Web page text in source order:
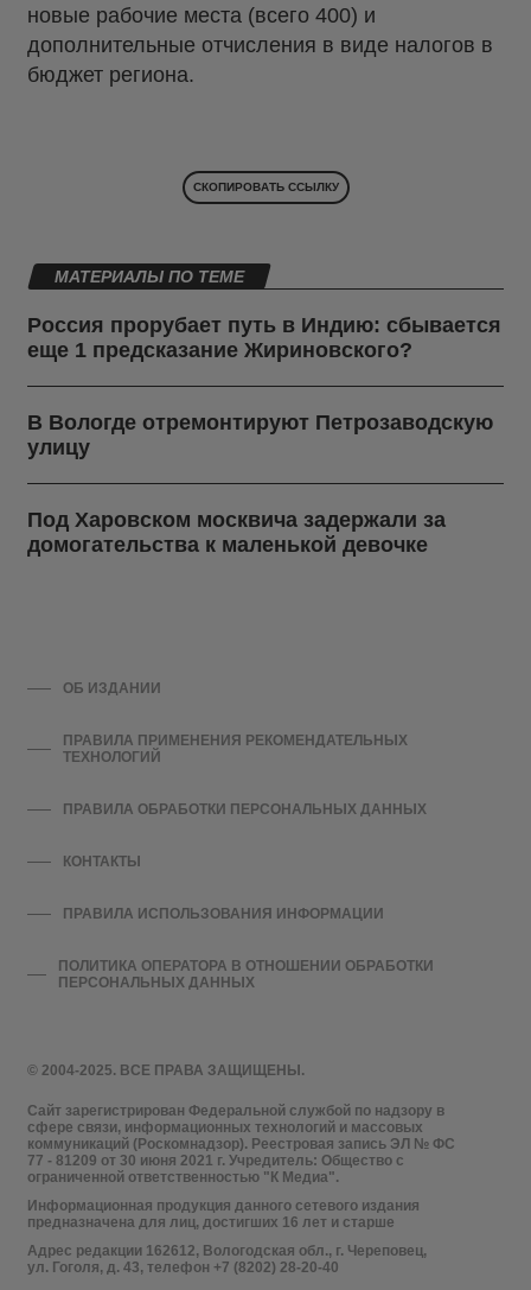
новые рабочие места (всего 400) и
дополнительные отчисления в виде налогов в
бюджет региона.
СКОПИРОВАТЬ ССЫЛКУ
МАТЕРИАЛЫ ПО ТЕМЕ
Россия прорубает путь в Индию: сбывается
еще 1 предсказание Жириновского?
В Вологде отремонтируют Петрозаводскую
улицу
Под Харовском москвича задержали за
домогательства к маленькой девочке
© 2004-2025. ВСЕ ПРАВА ЗАЩИЩЕНЫ.
Сайт зарегистрирован Федеральной службой по надзору в
сфере связи, информационных технологий и массовых
коммуникаций (Роскомнадзор). Реестровая запись ЭЛ № ФС
77 - 81209 от 30 июня 2021 г. Учредитель: Общество с
ограниченной ответственностью "К Медиа".
Информационная продукция данного сетевого издания
предназначена для лиц, достигших 16 лет и старше
Адрес редакции 162612, Вологодская обл., г. Череповец,
ул. Гоголя, д. 43, телефон +7 (8202) 28-20-40
ОБ ИЗДАНИИ
ПРАВИЛА ПРИМЕНЕНИЯ РЕКОМЕНДАТЕЛЬНЫХ
ТЕХНОЛОГИЙ
ПРАВИЛА ОБРАБОТКИ ПЕРСОНАЛЬНЫХ ДАННЫХ
КОНТАКТЫ
ПРАВИЛА ИСПОЛЬЗОВАНИЯ ИНФОРМАЦИИ
ПОЛИТИКА ОПЕРАТОРА В ОТНОШЕНИИ ОБРАБОТКИ
ПЕРСОНАЛЬНЫХ ДАННЫХ